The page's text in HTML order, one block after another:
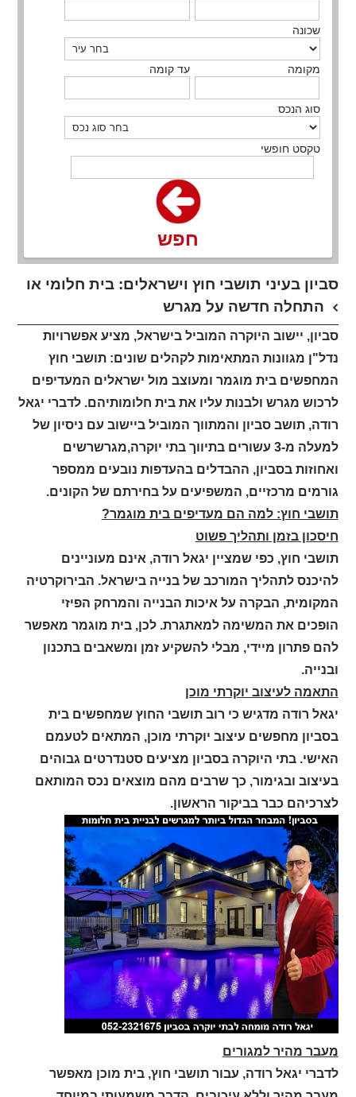
שכונה
מקומה עד קומה
סוג הנכס
טקסט חופשי
חפש
סביון בעיני תושבי חוץ וישראלים: בית חלומי או
התחלה חדשה על מגרש
סביון, יישוב היוקרה המוביל בישראל, מציע אפשרויות
נדל"ן מגוונות המתאימות לקהלים שונים: תושבי חוץ
המחפשים בית מוגמר ומעוצב מול ישראלים המעדיפים
לרכוש מגרש ולבנות עליו את בית חלומותיהם. לדברי יגאל
רודה, תושב סביון והמתווך המוביל ביישוב עם ניסיון של
למעלה מ-3 עשורים בתיווך בתי יוקרה,מגרשרשים
ואחוזות בסביון, ההבדלים בהעדפות נובעים ממספר
גורמים מרכזיים, המשפיעים על בחירתם של הקונים.
תושבי חוץ: למה הם מעדיפים בית מוגמר?
חיסכון בזמן ותהליך פשוט
תושבי חוץ, כפי שמציין יגאל רודה, אינם מעוניינים
להיכנס לתהליך המורכב של בנייה בישראל. הבירוקרטיה
המקומית, הבקרה על איכות הבנייה והמרחק הפיזי
הופכים את המשימה למאתגרת. לכן, בית מוגמר מאפשר
להם פתרון מיידי, מבלי להשקיע זמן ומשאבים בתכנון
ובנייה.
התאמה לעיצוב יוקרתי מוכן
יגאל רודה מדגיש כי רוב תושבי החוץ שמחפשים בית
בסביון מחפשים עיצוב יוקרתי מוכן, המתאים לטעמם
האישי. בתי היוקרה בסביון מציעים סטנדרטים גבוהים
בעיצוב ובגימור, כך שרבים מהם מוצאים נכס המותאם
לצרכיהם כבר בביקור הראשון.
מעבר מהיר למגורים
לדברי יגאל רודה, עבור תושבי חוץ, בית מוכן מאפשר